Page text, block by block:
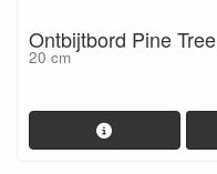
Ontbijtbord Pine Tree
20 cm